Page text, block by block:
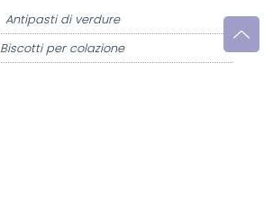
Antipasti di verdure
Biscotti per colazione